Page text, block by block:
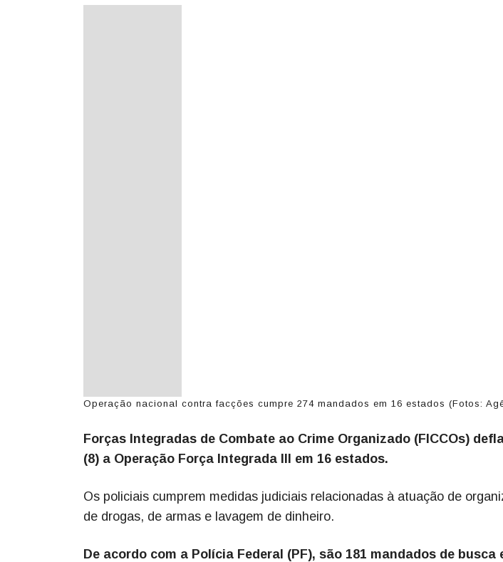
Operação nacional contra facções cumpre 274 mandados em 16 estados (Fotos:
Forças Integradas de Combate ao Crime Organizado (FICCOs)
(8) a Operação Força Integrada III em 16 estados.
Os policiais cumprem medidas judiciais relacionadas à atuação de
de drogas, de armas e lavagem de dinheiro.
De acordo com a Polícia Federal (PF), são 181 mandados de busca